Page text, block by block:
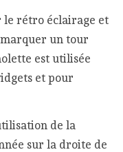
le rétro éclairage et
un tour
est utilisée
et pour
de la
sur la droite de